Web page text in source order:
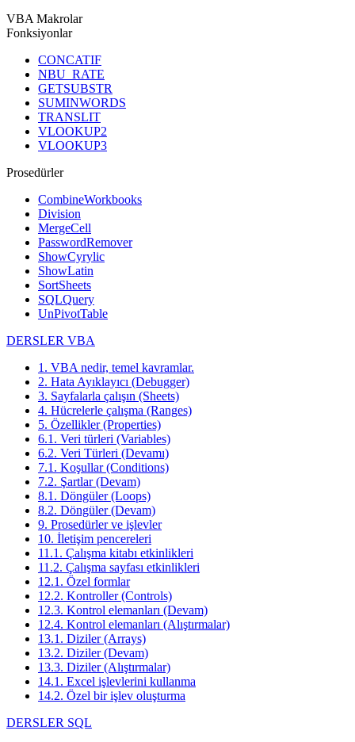
VBA Makrolar
Fonksiyonlar
CONCATIF
NBU_RATE
GETSUBSTR
SUMINWORDS
TRANSLIT
VLOOKUP2
VLOOKUP3
Prosedürler
CombineWorkbooks
Division
MergeCell
PasswordRemover
ShowCyrylic
ShowLatin
SortSheets
SQLQuery
UnPivotTable
DERSLER VBA
1. VBA nedir, temel kavramlar.
2. Hata Ayıklayıcı (Debugger)
3. Sayfalarla çalışın (Sheets)
4. Hücrelerle çalışma (Ranges)
5. Özellikler (Properties)
6.1. Veri türleri (Variables)
6.2. Veri Türleri (Devamı)
7.1. Koşullar (Conditions)
7.2. Şartlar (Devam)
8.1. Döngüler (Loops)
8.2. Döngüler (Devam)
9. Prosedürler ve işlevler
10. İletişim pencereleri
11.1. Çalışma kitabı etkinlikleri
11.2. Çalışma sayfası etkinlikleri
12.1. Özel formlar
12.2. Kontroller (Controls)
12.3. Kontrol elemanları (Devam)
12.4. Kontrol elemanları (Alıştırmalar)
13.1. Diziler (Arrays)
13.2. Diziler (Devam)
13.3. Diziler (Alıştırmalar)
14.1. Excel işlevlerini kullanma
14.2. Özel bir işlev oluşturma
DERSLER SQL